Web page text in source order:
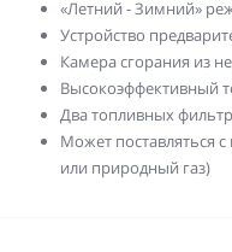
«Летний - Зимний»
Устройство
Камера сгорания из
Высокоэффективный
Два топливных
Может поставляться
или природный газ)